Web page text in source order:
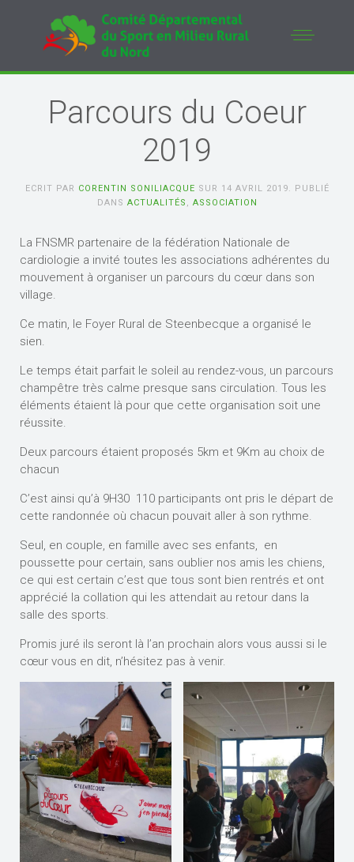
Parcours du Coeur
2019
ECRIT PAR CORENTIN SONILIACQUE SUR 14 AVRIL 2019. PUBLIÉ
DANS ACTUALITÉS , ASSOCIATION
La FNSMR partenaire de la fédération Nationale de
cardiologie a invité toutes les associations adhérentes du
mouvement à organiser un parcours du cœur dans son
village.
Ce matin, le Foyer Rural de Steenbecque a organisé le
sien.
Le temps était parfait le soleil au rendez-vous, un parcours
champêtre très calme presque sans circulation. Tous les
éléments étaient là pour que cette organisation soit une
réussite.
Deux parcours étaient proposés 5km et 9Km au choix de
chacun
C’est ainsi qu’à 9H30 110 participants ont pris le départ de
cette randonnée où chacun pouvait aller à son rythme.
Seul, en couple, en famille avec ses enfants, en
poussette pour certain, sans oublier nos amis les chiens,
ce qui est certain c’est que tous sont bien rentrés et ont
apprécié la collation qui les attendait au retour dans la
salle des sports.
Promis juré ils seront là l’an prochain alors vous aussi si le
cœur vous en dit, n’hésitez pas à venir.